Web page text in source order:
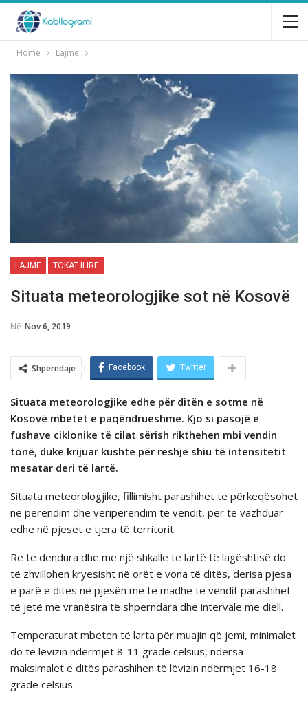
Home Lajme
LAJME TOKAT ILIRE
Situata meteorologjike sot në Kosovë
Në Nov 6, 2019
Shpërndaje Facebook Twitter
Situata meteorologjike edhe për ditën e sotme në
Kosovë mbetet e paqëndrueshme. Kjo si pasojë e
fushave ciklonike të cilat sërish rikthehen mbi vendin
tonë, duke krijuar kushte për reshje shiu të intensitetit
mesatar deri të lartë.
Situata meteorologjike, fillimisht parashihet të përkeqësohet
në perëndim dhe veriperëndim të vendit, për të vazhduar
edhe në pjesët e tjera të territorit.
Re të dendura dhe me një shkallë të lartë të lagështisë do
të zhvillohen kryesisht në orët e vona të ditës, derisa pjesa
e parë e ditës në pjesën më të madhe të vendit parashihet
të jetë me vranësira të shpërndara dhe intervale me diell.
Temperaturat mbeten të larta për muajin që jemi, minimalet
do të lëvizin ndërmjet 8-11 gradë celsius, ndërsa
maksimalet e ditës parashihen të lëvizin ndërmjet 16-18
gradë celsius.